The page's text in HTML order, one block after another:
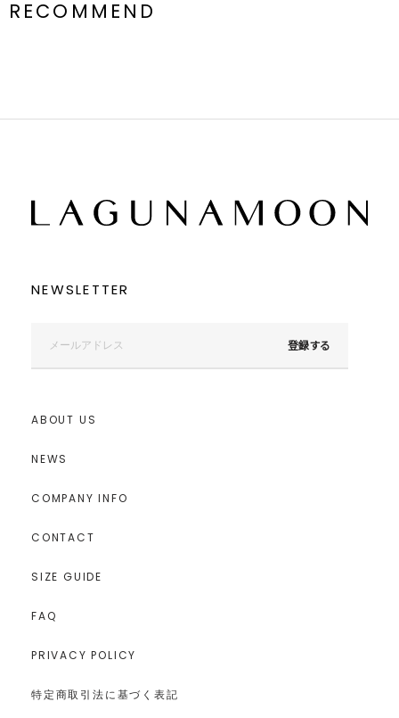
RECOMMEND
NEWSLETTER
登録する
ABOUT US
NEWS
COMPANY INFO
CONTACT
SIZE GUIDE
FAQ
PRIVACY POLICY
特定商取引法に基づく表記